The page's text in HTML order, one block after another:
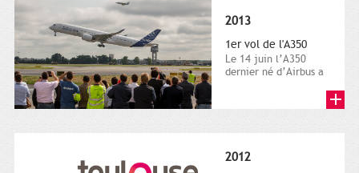
2013
1er vol de l'A350
Le 14 juin l’A350
dernier né d’Airbus a
2012